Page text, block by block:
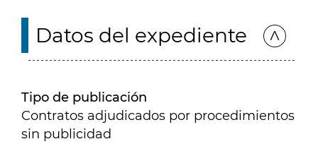
Datos del expediente
Tipo de publicación
Contratos adjudicados por procedimientos
sin publicidad